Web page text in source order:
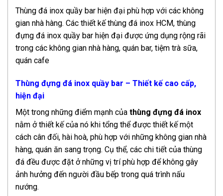
Thùng đá inox quầy bar hiện đại phù hợp với các không
gian nhà hàng. Các thiết kế thùng đá inox HCM, thùng
đựng đá inox quầy bar hiện đại được ứng dụng rộng rãi
trong các không gian nhà hàng, quán bar, tiệm trà sữa,
quán cafe
Thùng đựng đá inox quầy bar – Thiết kế cao cấp,
hiện đại
Một trong những điểm mạnh của thùng đựng đá inox
nằm ở thiết kế của nó khi tổng thể được thiết kế một
cách cân đối, hài hoà, phù hợp với những không gian nhà
hàng, quán ăn sang trọng. Cụ thể, các chi tiết của thùng
đá đều được đặt ở những vị trí phù hợp để không gây
ảnh hưởng đến người đầu bếp trong quá trình nấu
nướng.